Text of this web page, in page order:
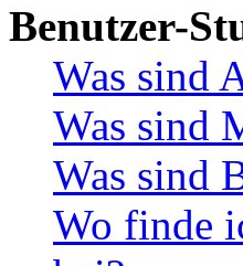
Benutzer-
Was sind
Was sind
Was sind
Wo finde